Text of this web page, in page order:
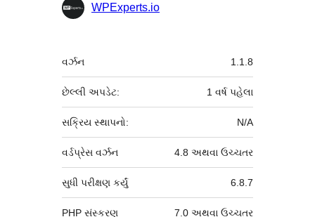
WPExperts.io
મેટા
વર્ઝન 1.1.8
છેલ્લી અપડેટ: 1 વર્ષપહેલા
સક્રિય સ્થાપનો: N/A
વર્ડપ્રેસ વર્ઝન 4.8 અથવા ઉચ્ચતર
6.8.7
સુધી પરીક્ષણ કર્યું
PHP સંસ્કરણ 7.0 અથવા ઉચ્ચતર